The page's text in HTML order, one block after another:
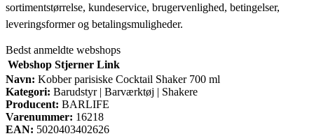
sortimentstørrelse, kundeservice, brugervenlighed, betingelser,
leveringsformer og betalingsmuligheder.
Bedst anmeldte webshops
Webshop Stjerner Link
Navn: Kobber parisiske Cocktail Shaker 700 ml
Kategori: Barudstyr | Barværktøj | Shakere
Producent: BARLIFE
Varenummer: 16218
EAN: 5020403402626